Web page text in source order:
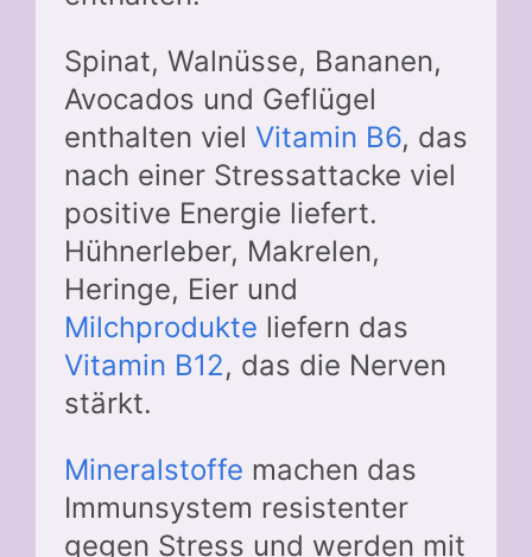
Spinat, Walnüsse, Bananen,
Avocados und Geflügel
enthalten viel Vitamin B6, das
nach einer Stressattacke viel
positive Energie liefert.
Hühnerleber, Makrelen,
Heringe, Eier und
Milchprodukte liefern das
Vitamin B12, das die Nerven
stärkt.
Mineralstoffe machen das
Immunsystem resistenter
gegen Stress und werden mit